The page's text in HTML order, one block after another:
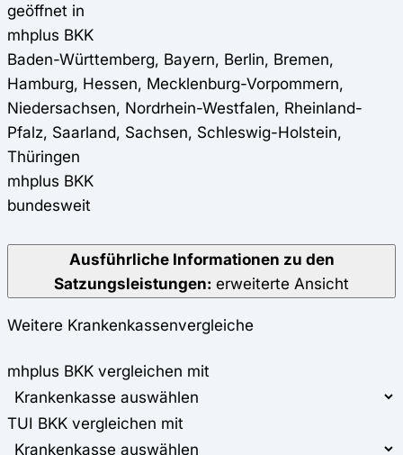
geöffnet in
mhplus BKK
Baden-Württemberg, Bayern, Berlin, Bremen,
Hamburg, Hessen, Mecklenburg-Vorpommern,
Niedersachsen, Nordrhein-Westfalen, Rheinland-
Pfalz, Saarland, Sachsen, Schleswig-Holstein,
Thüringen
mhplus BKK
bundesweit
Ausführliche Informationen zu den
Satzungsleistungen: erweiterte Ansicht
Weitere Krankenkassenvergleiche
mhplus BKK vergleichen mit
TUI BKK vergleichen mit